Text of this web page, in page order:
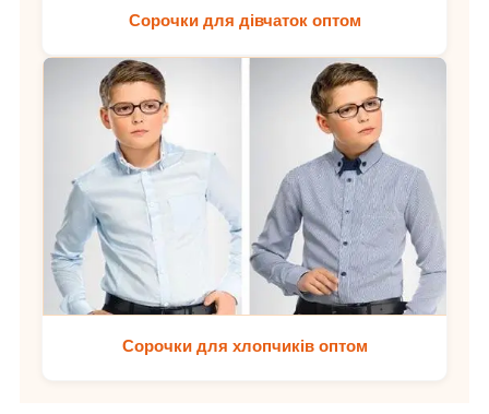
Сорочки для дівчаток оптом
Сорочки для хлопчиків оптом